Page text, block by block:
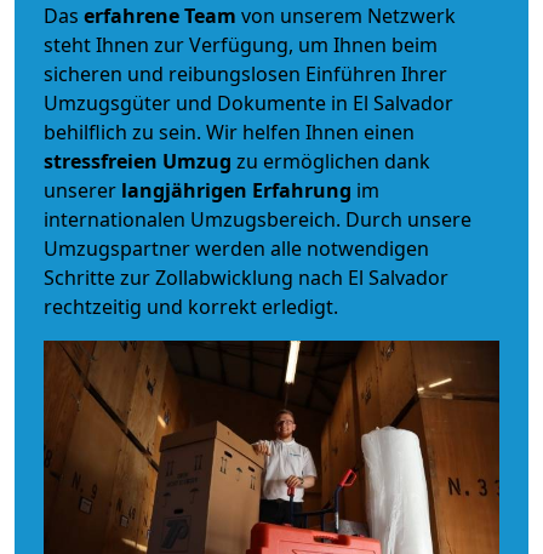
Das erfahrene Team von unserem Netzwerk
steht Ihnen zur Verfügung, um Ihnen beim
sicheren und reibungslosen Einführen Ihrer
Umzugsgüter und Dokumente in El Salvador
behilflich zu sein. Wir helfen Ihnen einen
stressfreien Umzug zu ermöglichen dank
unserer langjährigen Erfahrung im
internationalen Umzugsbereich. Durch unsere
Umzugspartner werden alle notwendigen
Schritte zur Zollabwicklung nach El Salvador
rechtzeitig und korrekt erledigt.